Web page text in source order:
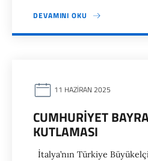
DEVAMINI OKU
11 HAZIRAN 2025
CUMHURIYET
KUTLAMASI
İtalya’nın Türkiye